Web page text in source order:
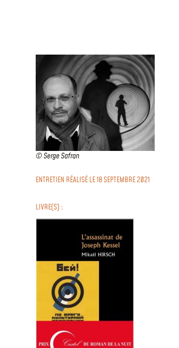
© Serge Safran
ENTRETIEN RÉALISÉ LE 18 SEPTEMBRE 2021
LIVRE(S) :